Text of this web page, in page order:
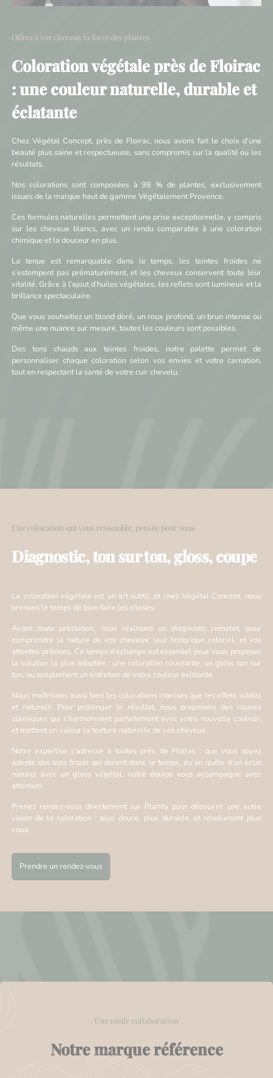
Offrez à vos cheveux la force des plantes
Coloration végétale près de Floirac
: une couleur naturelle, durable et
éclatante
Chez Végétal Concept, près de Floirac, nous avons fait le choix d’une
beauté plus saine et respectueuse, sans compromis sur la qualité ou les
résultats.
Nos colorations sont composées à 98 % de plantes, exclusivement
issues de la marque haut de gamme Végétalement Provence.
Ces formules naturelles permettent une prise exceptionnelle, y compris
sur les cheveux blancs, avec un rendu comparable à une coloration
chimique et la douceur en plus.
La tenue est remarquable dans le temps, les teintes froides ne
s’estompent pas prématurément, et les cheveux conservent toute leur
vitalité. Grâce à l’ajout d’huiles végétales, les reflets sont lumineux et la
brillance spectaculaire.
Que vous souhaitiez un blond doré, un roux profond, un brun intense ou
même une nuance sur mesure, toutes les couleurs sont possibles.
Des tons chauds aux teintes froides, notre palette permet de
personnaliser chaque coloration selon vos envies et votre carnation,
tout en respectant la santé de votre cuir chevelu.
Une coloration qui vous ressemble, pensée pour vous
Diagnostic, ton sur ton, gloss, coupe
La coloration végétale est un art subtil, et chez Végétal Concept, nous
prenons le temps de bien faire les choses.
Avant toute prestation, nous réalisons un diagnostic complet, pour
comprendre la nature de vos cheveux, leur historique coloriel, et vos
attentes précises. Ce temps d’échange est essentiel pour vous proposer
la solution la plus adaptée : une coloration couvrante, un gloss ton sur
ton, ou simplement un entretien de votre couleur existante.
Nous maîtrisons aussi bien les colorations intenses que les effets subtils
et naturels. Pour prolonger le résultat, nous proposons des coupes
classiques qui s’harmonisent parfaitement avec votre nouvelle couleur,
et mettent en valeur la texture naturelle de vos cheveux.
Notre expertise s’adresse à toutes près de Floirac : que vous soyez
adepte des tons froids qui durent dans le temps, ou en quête d’un éclat
naturel avec un gloss végétal, notre équipe vous accompagne avec
attention.
Prenez rendez-vous directement sur Planity pour découvrir une autre
vision de la coloration : plus douce, plus durable, et résolument plus
vous.
Prendre un rendez-vous
Une réelle collaboration
Notre marque référence